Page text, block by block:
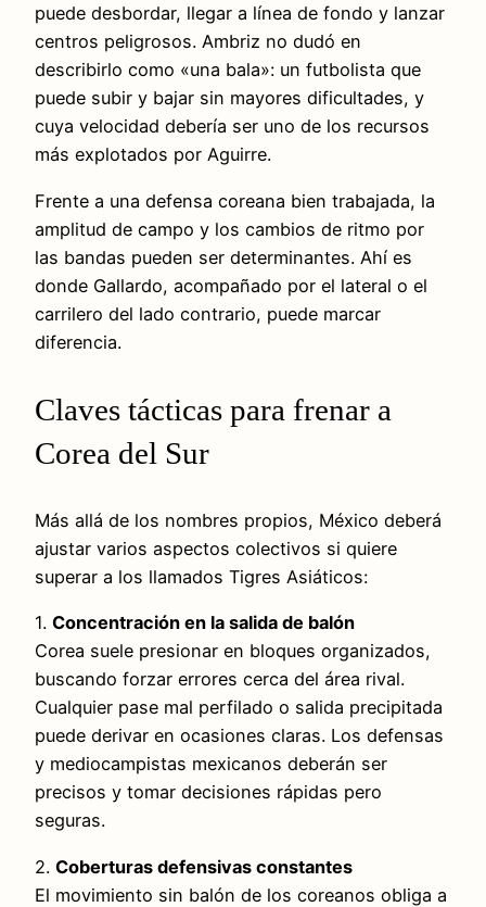
puede desbordar, llegar a línea de fondo y lanzar
centros peligrosos. Ambriz no dudó en
describirlo como «una bala»: un futbolista que
puede subir y bajar sin mayores dificultades, y
cuya velocidad debería ser uno de los recursos
más explotados por Aguirre.
Frente a una defensa coreana bien trabajada, la
amplitud de campo y los cambios de ritmo por
las bandas pueden ser determinantes. Ahí es
donde Gallardo, acompañado por el lateral o el
carrilero del lado contrario, puede marcar
diferencia.
Claves tácticas para frenar a
Corea del Sur
Más allá de los nombres propios, México deberá
ajustar varios aspectos colectivos si quiere
superar a los llamados Tigres Asiáticos:
1. Concentración en la salida de balón
Corea suele presionar en bloques organizados,
buscando forzar errores cerca del área rival.
Cualquier pase mal perfilado o salida precipitada
puede derivar en ocasiones claras. Los defensas
y mediocampistas mexicanos deberán ser
precisos y tomar decisiones rápidas pero
seguras.
2. Coberturas defensivas constantes
El movimiento sin balón de los coreanos obliga a